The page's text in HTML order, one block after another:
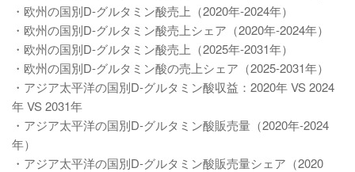
・欧州の国別D-グルタミン酸売上（2020年-2024年）
・欧州の国別D-グルタミン酸売上シェア（2020年-2024年）
・欧州の国別D-グルタミン酸売上（2025年-2031年）
・欧州の国別D-グルタミン酸の売上シェア（2025-2031年）
・アジア太平洋の国別D-グルタミン酸収益：2020年 VS 2024
年 VS 2031年
・アジア太平洋の国別D-グルタミン酸販売量（2020年-2024
年）
・アジア太平洋の国別D-グルタミン酸販売量シェア（2020